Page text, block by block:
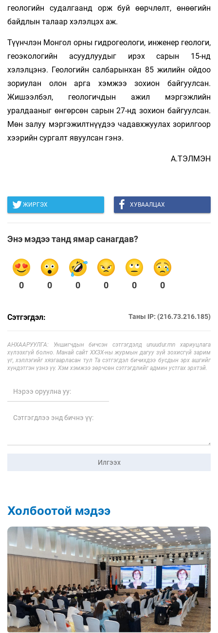
геологийн судалгаанд орж буй өөрчлөлт, өнөөгийн
байдлын талаар хэлэлцэх аж.
Түүнчлэн Монгол орны гидрогеологи, инженер геологи,
геоэкологийн асуудлуудыг ирэх сарын 15-нд
хэлэлцэнэ. Геологийн салбарынхан 85 жилийн ойдоо
зориулан олон арга хэмжээ зохион байгуулсан.
Жишээлбэл, геологичдын ажил мэргэжлийн
уралдааныг өнгөрсөн сарын 27-нд зохион байгуулсан.
Мөн залуу мэргэжилтнүүдээ чадавхжуулах зорилгоор
хээрийн сургалт явуулсан гэнэ.
А.ТЭЛМЭН
ЖИРГЭХ ХУВААЛЦАХ
Энэ мэдээ танд ямар санагдав?
0 0 0 0 0 0
Сэтгэгдэл: Таны IP: (216.73.216.185)
АНХААРУУЛГА: Уншигчдын бичсэн сэтгэгдэлд unuudur.mn хариуцлага
хүлээхгүй болно. Манай сайт ХХЗХ-ны журмын дагуу зүй зохисгүй зарим
үг, хэллэгийг хязгаарласан тул Та сэтгэгдэл бичихдээ бусдын эрх ашгийг
хүндэтгэн үзнэ үү. Хэм хэмжээ зөрчсөн сэтгэгдлийг админ устгах эрхтэй.
Илгээх
Холбоотой мэдээ